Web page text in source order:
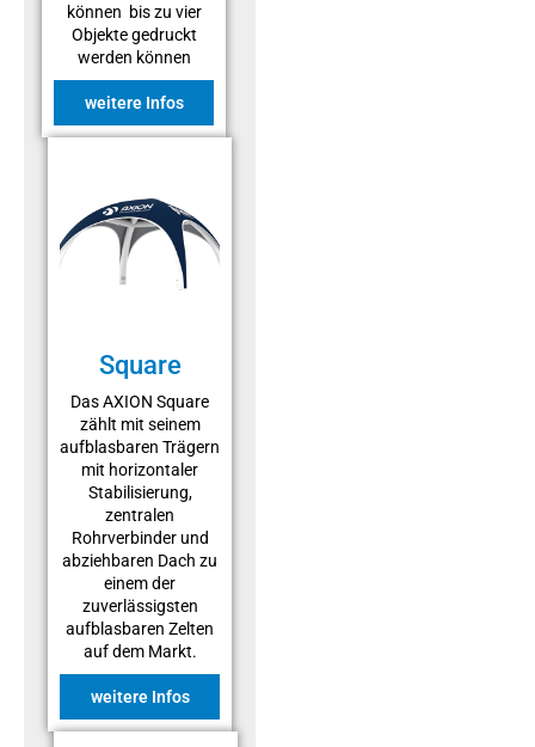
können bis zu vier
Objekte gedruckt
werden können
weitere Infos
Square
Das AXION Square
zählt mit seinem
aufblasbaren Trägern
mit horizontaler
Stabilisierung,
zentralen
Rohrverbinder und
abziehbaren Dach zu
einem der
zuverlässigsten
aufblasbaren Zelten
auf dem Markt.
weitere Infos